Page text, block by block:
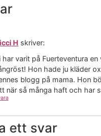
H skriver:
har varit på Fuerteventura
Hon hade ju kläder
blogg på mama. Hon
när så många haft och har
ett svar